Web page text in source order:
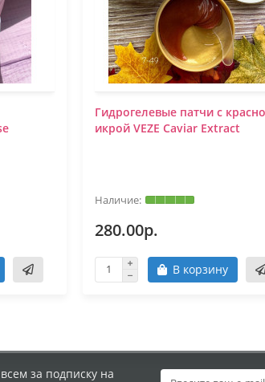
Гидрогелевые патчи с
икрой VEZE Caviar Extract
280.00р.
В корзину
за подписку на